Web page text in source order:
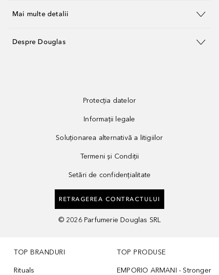
Mai multe detalii
Despre Douglas
Protecția datelor
Informații legale
Soluționarea alternativă a litigiilor
Termeni și Condiții
Setări de confidențialitate
RETRAGEREA CONTRACTULUI
© 2026 Parfumerie Douglas SRL
TOP BRANDURI
Rituals
TOP PRODUSE
EMPORIO ARMANI - Stronger